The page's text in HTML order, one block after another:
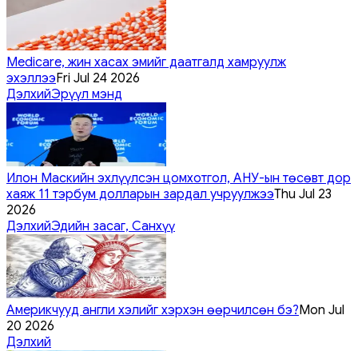
Medicare, жин хасах эмийг даатгалд хамруулж
эхэллээFri Jul 24 2026
ДэлхийЭрүүл мэнд
Илон Маскийн эхлүүлсэн цомхотгол, АНУ-ын төсөвт дор
хаяж 11 тэрбум долларын зардал учруулжээThu Jul 23
2026
ДэлхийЭдийн засаг, Санхүү
Америкчууд англи хэлийг хэрхэн өөрчилсөн бэ?Mon Jul
20 2026
Дэлхий